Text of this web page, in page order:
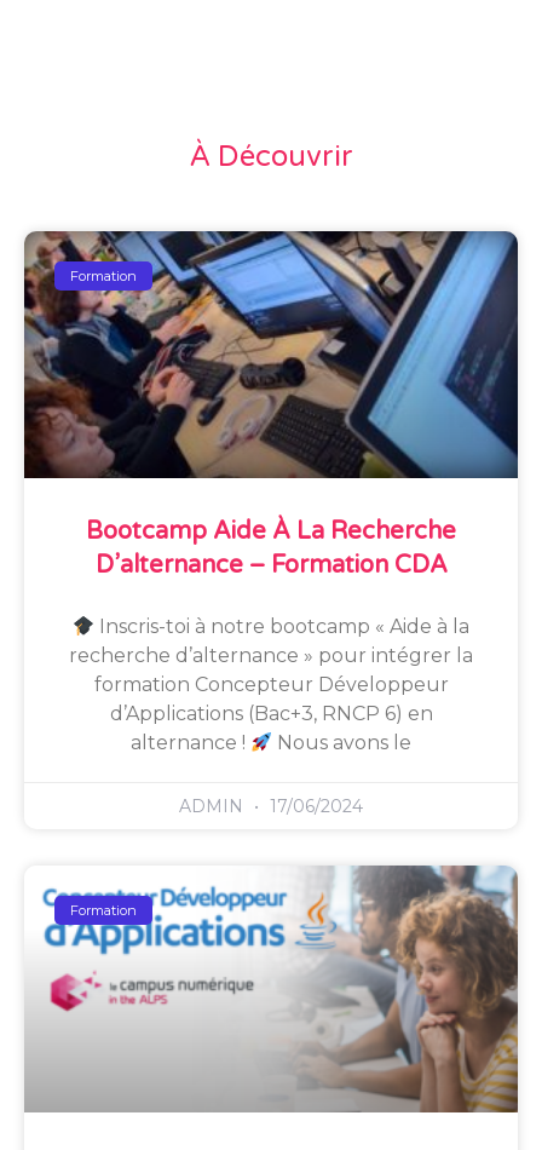
À Découvrir
Formation
Bootcamp Aide À La Recherche
D’alternance – Formation CDA
Inscris-toi à notre bootcamp « Aide à la
recherche d’alternance » pour intégrer la
formation Concepteur Développeur
d’Applications (Bac+3, RNCP 6) en
alternance !
Nous avons le
ADMIN 17/06/2024
Formation